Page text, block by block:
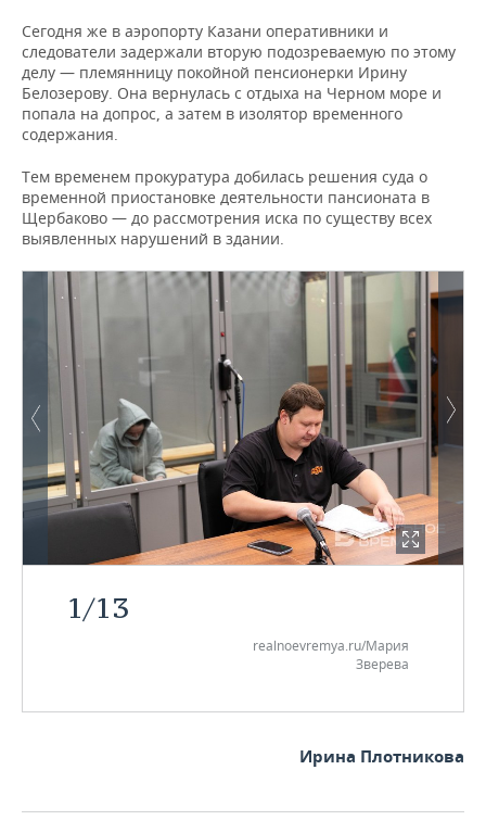
Сегодня же в аэропорту Казани оперативники и
следователи задержали вторую подозреваемую по этому
делу — племянницу покойной пенсионерки Ирину
Белозерову. Она вернулась с отдыха на Черном море и
попала на допрос, а затем в изолятор временного
содержания.
Тем временем прокуратура добилась решения суда о
временной приостановке деятельности пансионата в
Щербаково — до рассмотрения иска по существу всех
выявленных нарушений в здании.
1/13
realnoevremya.ru/Мария
Зверева
Ирина Плотникова